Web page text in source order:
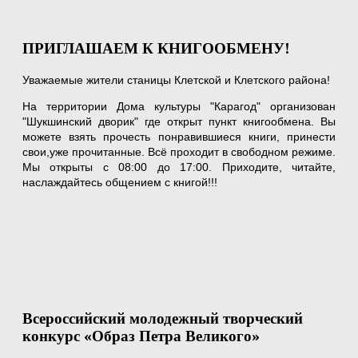
ПРИГЛАШАЕМ К КНИГООБМЕНУ!
Уважаемые жители станицы Клетской и Клетского района!
На территории Дома культуры "Карагод" организован
"Шукшинский дворик" где открыт пункт книгообмена. Вы
можете взять прочесть понравившиеся книги, принести
свои,уже прочитанные. Всё проходит в свободном режиме.
Мы открыты с 08:00 до 17:00. Приходите, читайте,
наслаждайтесь общением с книгой!!!
Всероссийский молодежный творческий
конкурс «Образ Петра Великого»